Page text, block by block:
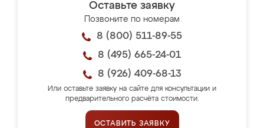
Оставьте заявку
Позвоните по номерам
8 (800) 511-89-55
8 (495) 665-24-01
8 (926) 409-68-13
Или оставьте заявку на сайте для консультации и
предварительного расчёта стоимости.
ОСТАВИТЬ ЗАЯВКУ